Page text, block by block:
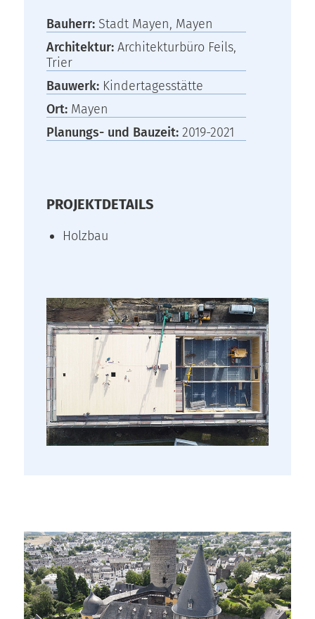
Bauherr: Stadt Mayen, Mayen
Architektur:Architekturbüro Feils,
Trier
Bauwerk: Kindertagesstätte
Ort: Mayen
Planungs- und Bauzeit:2019-2021
PROJEKTDETAILS
Holzbau